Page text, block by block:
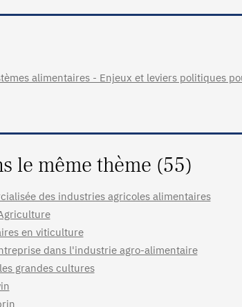
alimentaires - Enjeux et leviers politiques
le même thème (55)
des industries agricoles alimentaires
en viticulture
dans l'industrie agro-alimentaire
grandes cultures